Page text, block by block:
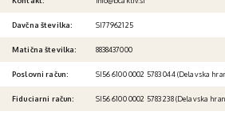
Davčna številka: SI77962125
Matična številka: 8838437000
Poslovni račun: SI56 6100 0002 5783 044 (Delavska
Fiduciarni račun: SI56 6100 0002 5783 238 (Delavska